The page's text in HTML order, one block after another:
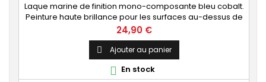
Laque marine de finition mono-composante bleu cobalt.
Peinture haute brillance pour les surfaces au-dessus de
la ligne de flottaison. ⚙️ [Tout support] Brillance longue
durée sur toutes les coques de bateau en polyester,
époxy, bois et acier. Usage également possible en
intérieur. 🔝 [Haute protection] Protection durable
contre les éléments marins et les...
Prix
24,90 €
 Ajouter au panier
 En stock